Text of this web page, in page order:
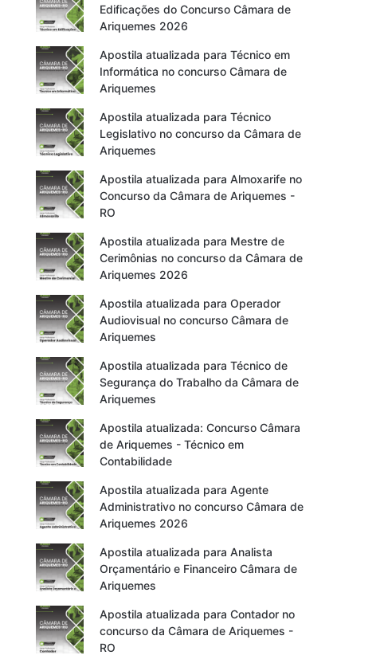
Edificações do Concurso Câmara de
Ariquemes 2026
Apostila atualizada para Técnico em
Informática no concurso Câmara de
Ariquemes
Apostila atualizada para Técnico
Legislativo no concurso da Câmara de
Ariquemes
Apostila atualizada para Almoxarife no
Concurso da Câmara de Ariquemes -
RO
Apostila atualizada para Mestre de
Cerimônias no concurso da Câmara de
Ariquemes 2026
Apostila atualizada para Operador
Audiovisual no concurso Câmara de
Ariquemes
Apostila atualizada para Técnico de
Segurança do Trabalho da Câmara de
Ariquemes
Apostila atualizada: Concurso Câmara
de Ariquemes - Técnico em
Contabilidade
Apostila atualizada para Agente
Administrativo no concurso Câmara de
Ariquemes 2026
Apostila atualizada para Analista
Orçamentário e Financeiro Câmara de
Ariquemes
Apostila atualizada para Contador no
concurso da Câmara de Ariquemes -
RO